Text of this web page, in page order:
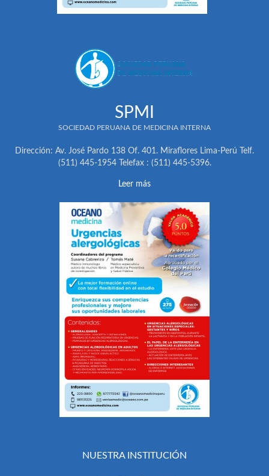
SPMI
SOCIEDAD PERUANA DE MEDICINA INTERNA
Dirección: Av. José Pardo 138 Of. 401. Miraflores Lima-Perú Telf.
(511) 445-1954 Telefax : (511) 445-5396.
Leer más
NUESTRA INSTITUCIÓN